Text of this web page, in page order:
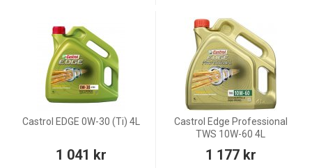
Castrol EDGE 0W-30 (Ti) 4L
1 041 kr
Castrol Edge Professional
TWS 10W-60 4L
1 177 kr